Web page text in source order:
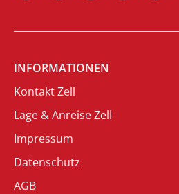
INFORMATIONEN
Kontakt Zell
Lage & Anreise Zell
Impressum
Datenschutz
AGB